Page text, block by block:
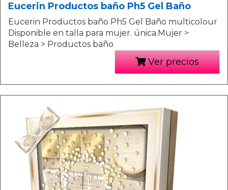
Eucerin Productos baño Ph5 Gel Baño
Eucerin Productos baño Ph5 Gel Baño multicolour
Disponible en talla para mujer. única.Mujer >
Belleza > Productos baño
Ver precios